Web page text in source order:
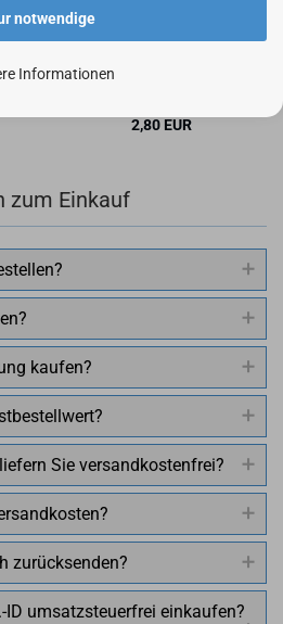
notwendige
Informationen
2,80 EUR
zum Einkauf
kaufen?
Sie versandkostenfrei?
zurücksenden?
ID umsatzsteuerfrei einkaufen?